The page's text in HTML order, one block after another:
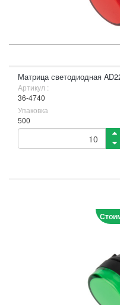
Матрица светодиодная
Артикул :
36-4740
Упаковка
500